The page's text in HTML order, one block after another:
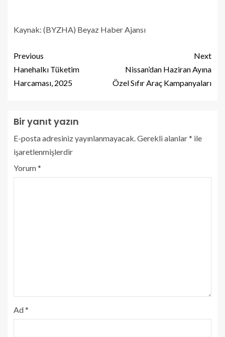
Kaynak: (BYZHA) Beyaz Haber Ajansı
Previous
Hanehalkı Tüketim
Harcaması, 2025
Next
Nissan’dan Haziran Ayına
Özel Sıfır Araç Kampanyaları
Bir yanıt yazın
E-posta adresiniz yayınlanmayacak. Gerekli alanlar* ile
işaretlenmişlerdir
Yorum*
Ad*